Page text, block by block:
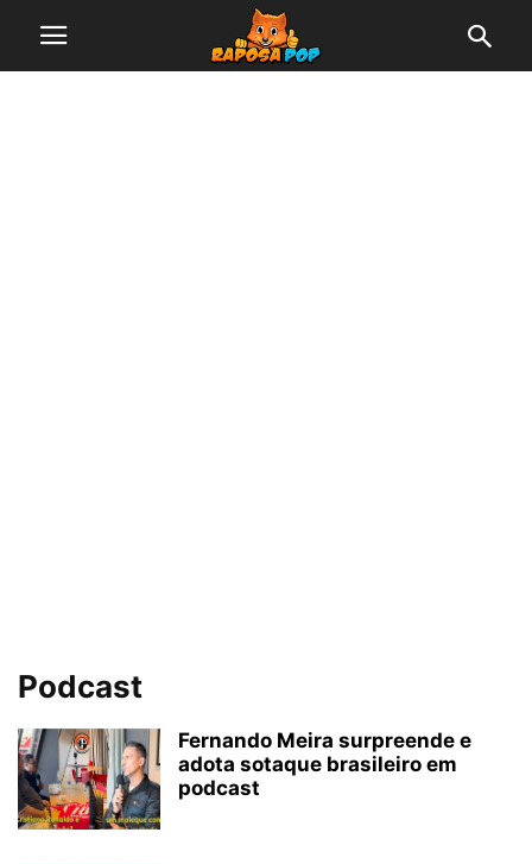
Podcast
Fernando Meira surpreende e
adota sotaque brasileiro em
podcast